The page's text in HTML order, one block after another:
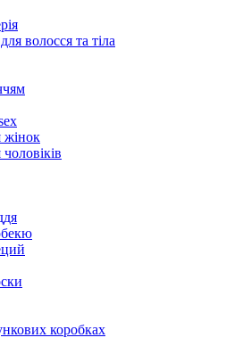
волосся та тіла
жінок
коробках